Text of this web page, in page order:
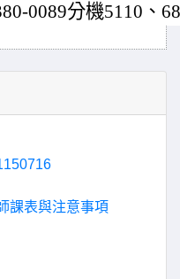
0089分機5110、
課表與注意事項